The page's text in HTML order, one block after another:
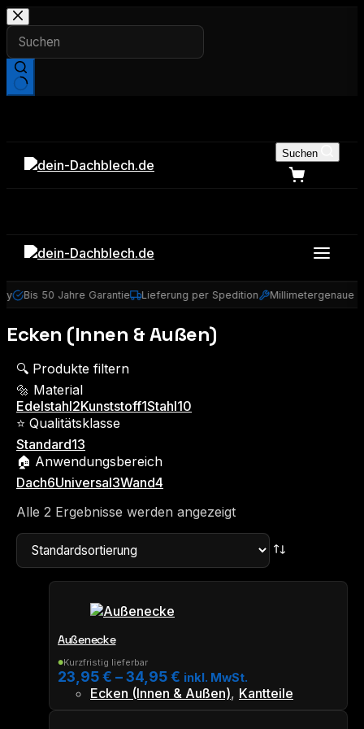
Zum
Inhalt
springen
Suchen
Bis 50 Jahre Garantie Lieferung per Spedition Millimetergenaue
Ecken (Innen & Außen)
🔍 Produkte filtern
🔩 Material
Edelstahl2Kunststoff1Stahl10
⭐ Qualitätsklasse
Standard13
🏠 Anwendungsbereich
Dach6Universal3Wand4
Alle 2 Ergebnisse werden angezeigt
Außenecke
●Kurzfristig lieferbar
23,95€ –34,95€ inkl. MwSt.
Ecken (Innen & Außen), Kantteile